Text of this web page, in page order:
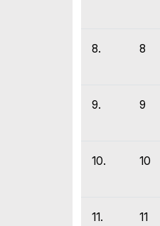
8. 8
9. 9
10. 10
11. 11